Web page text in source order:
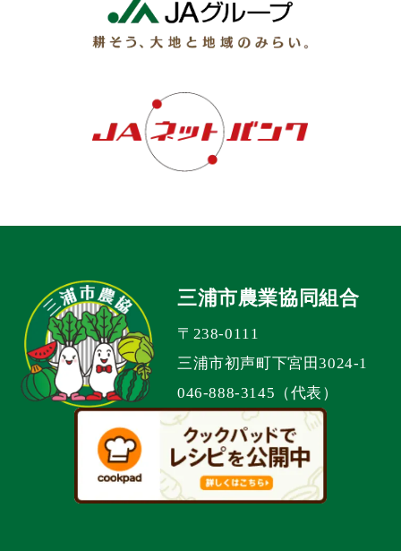
三浦市農業協同組合
〒238-0111
三浦市初声町下宮田3024-1
046-888-3145（代表）